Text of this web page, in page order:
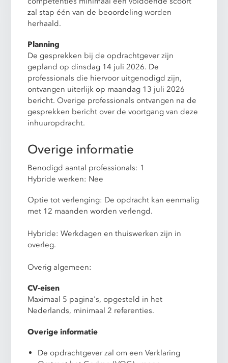
zal stap één van de beoordeling worden
herhaald.
Planning
De gesprekken bij de opdrachtgever zijn
gepland op dinsdag 14 juli 2026. De
professionals die hiervoor uitgenodigd zijn,
ontvangen uiterlijk op maandag 13 juli 2026
bericht. Overige professionals ontvangen na de
gesprekken bericht over de voortgang van deze
inhuuropdracht.
Overige informatie
Benodigd aantal professionals: 1
Hybride werken: Nee
Optie tot verlenging: De opdracht kan eenmalig
met 12 maanden worden verlengd.
Hybride: Werkdagen en thuiswerken zijn in
overleg.
Overig algemeen:
CV-eisen
Maximaal 5 pagina's, opgesteld in het
Nederlands, minimaal 2 referenties.
Overige informatie
De opdrachtgever zal om een Verklaring